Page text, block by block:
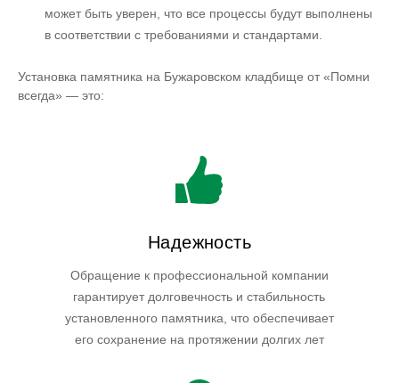
может быть уверен, что все процессы будут выполнены
в соответствии с требованиями и стандартами.
Установка памятника на Бужаровском кладбище от «Помни
всегда» — это:
Надежность
Обращение к профессиональной компании
гарантирует долговечность и стабильность
установленного памятника, что обеспечивает
его сохранение на протяжении долгих лет